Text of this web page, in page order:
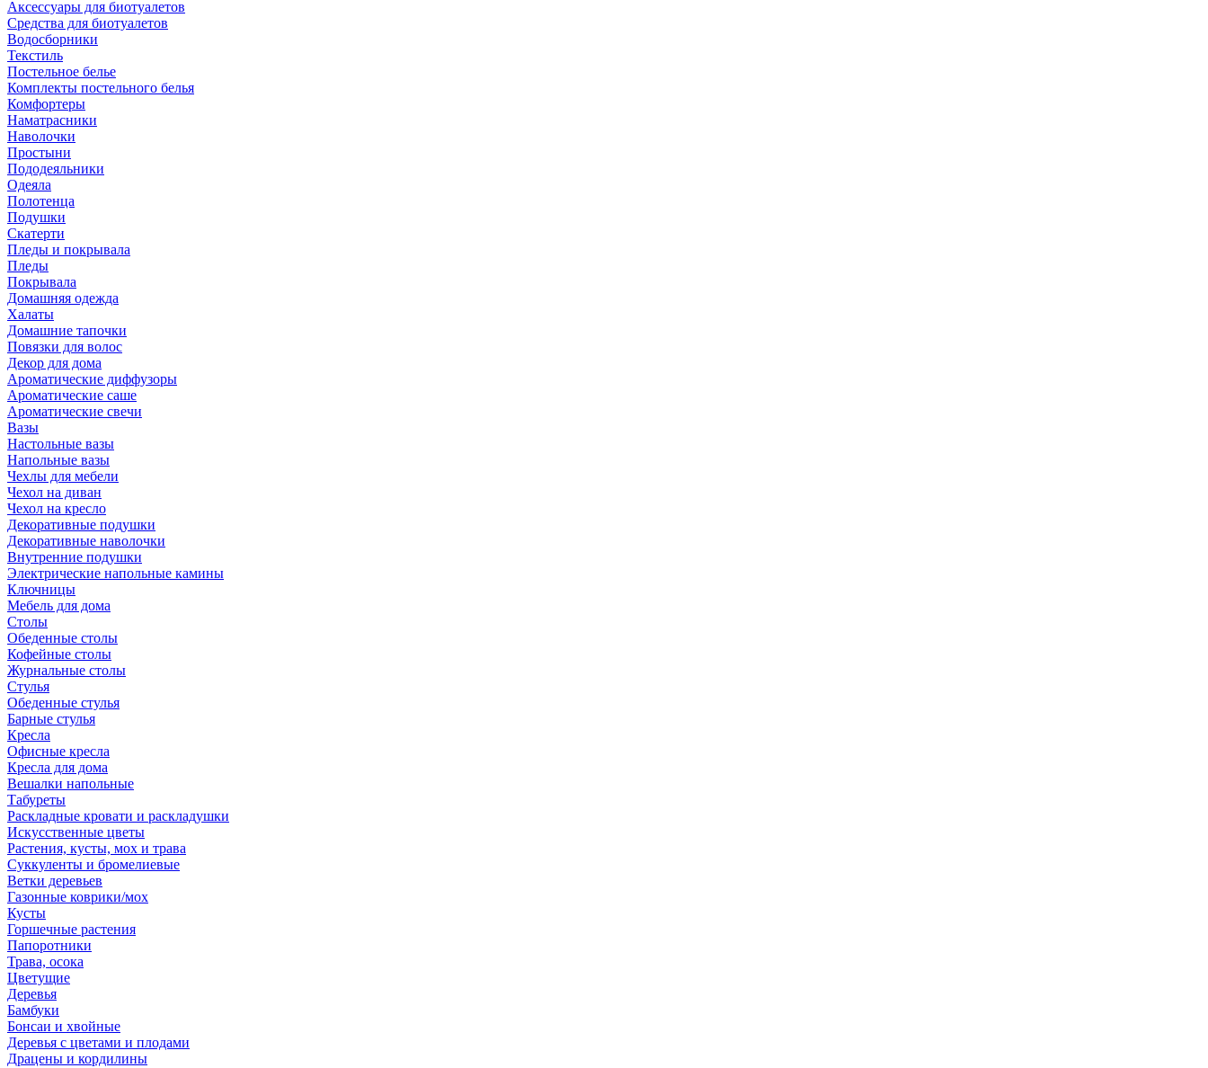
Аксессуары для биотуалетов
Средства для биотуалетов
Водосборники
Текстиль
Постельное белье
Комплекты постельного белья
Комфортеры
Наматрасники
Наволочки
Простыни
Пододеяльники
Одеяла
Полотенца
Подушки
Скатерти
Пледы и покрывала
Пледы
Покрывала
Домашняя одежда
Халаты
Домашние тапочки
Повязки для волос
Декор для дома
Ароматические диффузоры
Ароматические саше
Ароматические свечи
Вазы
Настольные вазы
Напольные вазы
Чехлы для мебели
Чехол на диван
Чехол на кресло
Декоративные подушки
Декоративные наволочки
Внутренние подушки
Электрические напольные камины
Ключницы
Мебель для дома
Столы
Обеденные столы
Кофейные столы
Журнальные столы
Стулья
Обеденные стулья
Барные стулья
Кресла
Офисные кресла
Кресла для дома
Вешалки напольные
Табуреты
Раскладные кровати и раскладушки
Искусственные цветы
Растения, кусты, мох и трава
Суккуленты и бромелиевые
Ветки деревьев
Газонные коврики/мох
Кусты
Горшечные растения
Папоротники
Трава, осока
Цветущие
Деревья
Бамбуки
Бонсаи и хвойные
Деревья с цветами и плодами
Драцены и кордилины